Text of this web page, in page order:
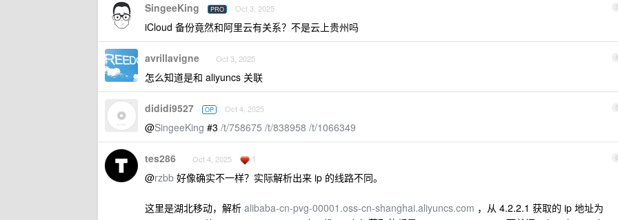
3
SingeeKing PRO Oct 3, 2025
iCloud 备份竟然和阿里云有关系？不是云上贵州吗
4
avrillavigne Oct 3, 2025
怎么知道是和 aliyuncs 关联
5
dididi9527 OP Oct 4, 2025
@SingeeKing #3 /t/758675 /t/838958 /t/1066349
6
tes286 Oct 4, 2025 1
@rzbb 好像确实不一样？实际解析出来 ip 的线路不同。
这里是湖北移动，解析 alibaba-cn-pvg-00001.oss-cn-shanghai.aliyuncs.com ，从 4.2.2.1 获取的 ip 地址为